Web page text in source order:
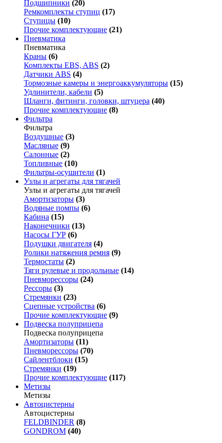
Подшипники (20)
Ремкомплекты ступиц (17)
Ступицы (10)
Прочие комплектующие (21)
Пневматика
Пневматика
Краны (6)
Комплекты EBS, ABS (2)
Датчики ABS (4)
Тормозные камеры и энергоаккумуляторы (15)
Удлинители, кабели (5)
Шланги, фитинги, головки, штуцера (40)
Прочие комплектующие (8)
Фильтра
Фильтра
Воздушные (3)
Масляные (9)
Салонные (2)
Топливные (10)
Фильтры-осушители (1)
Узлы и агрегаты для тягачей
Узлы и агрегаты для тягачей
Амортизаторы (3)
Водяные помпы (6)
Кабина (15)
Наконечники (13)
Насосы ГУР (6)
Подушки двигателя (4)
Ролики натяжения ремня (9)
Термостаты (2)
Тяги рулевые и продольные (14)
Пневморессоры (24)
Рессоры (3)
Стремянки (23)
Сцепные устройства (6)
Прочие комплектующие (9)
Подвеска полуприцепа
Подвеска полуприцепа
Амортизаторы (11)
Пневморессоры (70)
Сайлентблоки (15)
Стремянки (19)
Прочие комплектующие (117)
Метизы
Метизы
Автоцистерны
Автоцистерны
FELDBINDER (8)
GONDROM (40)